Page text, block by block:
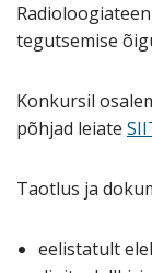
tegutsemise
Konkursil
põhjad leiate
Taotlus ja
eelistatult